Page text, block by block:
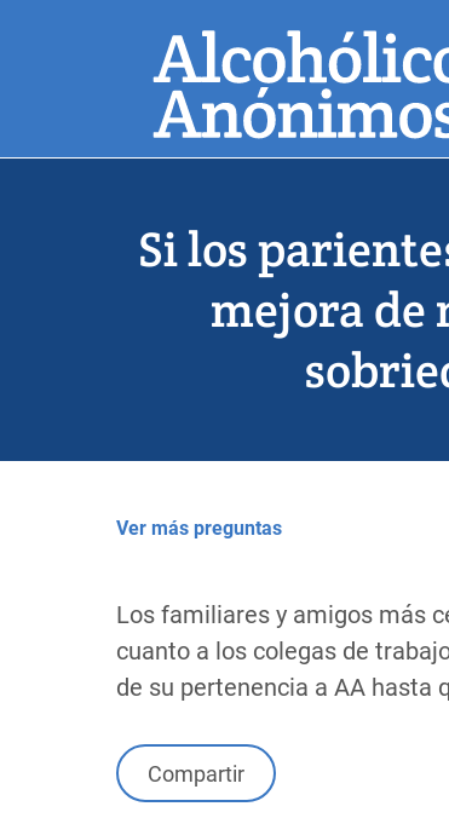
Buscar
Si los
mejora de
Ver más preguntas
Los familiares y amigos más
cuanto a los colegas de
de su pertenencia a AA hasta
Compartir